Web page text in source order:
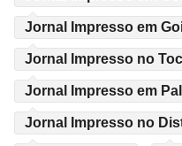
Jornal Impresso em
Jornal Impresso no
Jornal Impresso em
Jornal Impresso no